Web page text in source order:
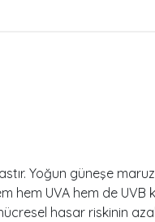
Yoğun güneşe
hem UVA hem de UVB
hasar riskinin